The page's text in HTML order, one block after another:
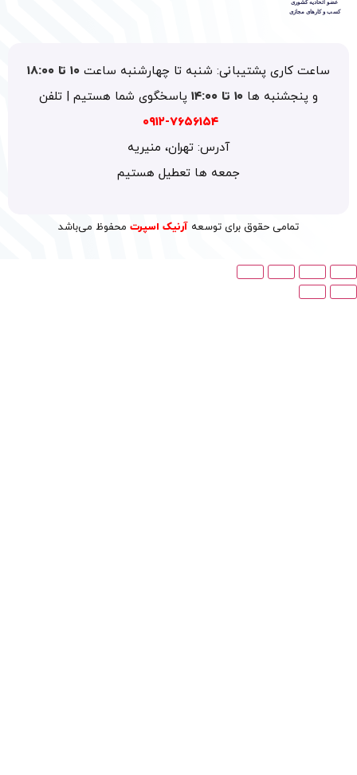
کاری پشتیبانی: شنبه تا چهارشنبه ساعت۱۰ تا ۱۸:۰۰
پنجشنبه ها۱۰ تا ۱۴:۰۰
پاسخگوی شما هستیم | تلفن
۷۶۵۶۱۵۴-۰۹۱۲
آدرس: تهران، منیریه
جمعه ها تعطیل هستیم
تمامی حقوق برای توسعهآرنیک اسپرتمحفوظ می‌باشد